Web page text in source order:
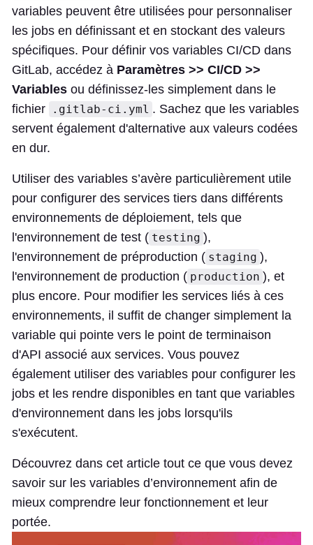
variables peuvent être utilisées pour personnaliser
les jobs en définissant et en stockant des valeurs
spécifiques. Pour définir vos variables CI/CD dans
GitLab, accédez à Paramètres >> CI/CD >>
Variables ou définissez-les simplement dans le
fichier
.gitlab-ci.yml . Sachez que les variables
servent également d'alternative aux valeurs codées
en dur.
Utiliser des variables s’avère particulièrement utile
pour configurer des services tiers dans différents
environnements de déploiement, tels que
l'environnement de test ( testing ),
l'environnement de préproduction ( staging ),
l'environnement de production ( production ), et
plus encore. Pour modifier les services liés à ces
environnements, il suffit de changer simplement la
variable qui pointe vers le point de terminaison
d'API associé aux services. Vous pouvez
également utiliser des variables pour configurer les
jobs et les rendre disponibles en tant que variables
d'environnement dans les jobs lorsqu'ils
s'exécutent.
Découvrez dans cet article tout ce que vous devez
savoir sur les variables d’environnement afin de
mieux comprendre leur fonctionnement et leur
portée.